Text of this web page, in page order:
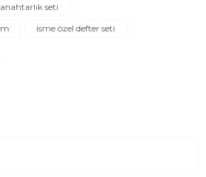
seti
isme özel defter seti